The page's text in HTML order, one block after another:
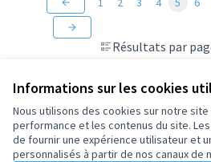
Informations sur les cookies
Nous utilisons des cookies sur notre
performance et les contenus du site.
de fournir une expérience utilisateur et
personnalisés à partir de nos canaux de
Résultats par
Conditions d'utilisation
Paramètres des cookies